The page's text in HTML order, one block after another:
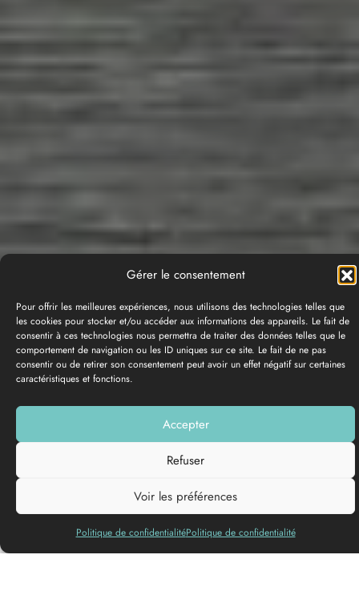
Gérer le consentement
Pour offrir les meilleures expériences, nous utilisons des technologies telles que
les cookies pour stocker et/ou accéder aux informations des appareils. Le fait de
consentir à ces technologies nous permettra de traiter des données telles que le
comportement de navigation ou les ID uniques sur ce site. Le fait de ne pas
consentir ou de retirer son consentement peut avoir un effet négatif sur certaines
caractéristiques et fonctions.
Accepter
Refuser
Voir les préférences
Politique de confidentialitéPolitique de confidentialité
GALERÍA DE FOTOS
Añadir a mi lista
Atracado en el Garona durante su escala en Cadillac, el MS
Cyrano de Bergerac invita a descubrir el elegante mundo de